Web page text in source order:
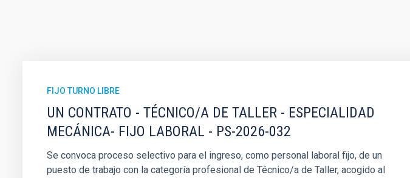
FIJO TURNO LIBRE
UN CONTRATO - TÉCNICO/A DE TALLER - ESPECIALIDAD
MECÁNICA- FIJO LABORAL - PS-2026-032
Se convoca proceso selectivo para el ingreso, como personal laboral fijo, de un
puesto de trabajo con la categoría profesional de Técnico/a de Taller, acogido al